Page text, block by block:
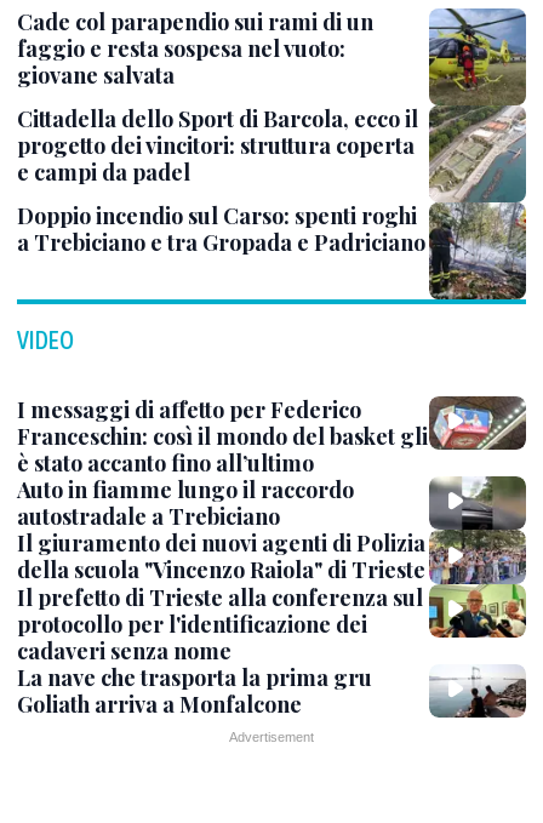
Cade col parapendio sui rami di un
faggio e resta sospesa nel vuoto:
giovane salvata
Cittadella dello Sport di Barcola, ecco il
progetto dei vincitori: struttura coperta
e campi da padel
Doppio incendio sul Carso: spenti roghi
a Trebiciano e tra Gropada e Padriciano
VIDEO
I messaggi di affetto per Federico
Franceschin: così il mondo del basket gli
è stato accanto fino all’ultimo
Auto in fiamme lungo il raccordo
autostradale a Trebiciano
Il giuramento dei nuovi agenti di Polizia
della scuola "Vincenzo Raiola" di Trieste
Il prefetto di Trieste alla conferenza sul
protocollo per l'identificazione dei
cadaveri senza nome
La nave che trasporta la prima gru
Goliath arriva a Monfalcone